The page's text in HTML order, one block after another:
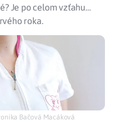
Je po celom vzťahu…
roka.
Bačová Macáková